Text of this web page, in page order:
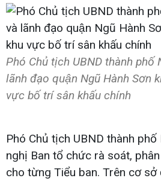
Phó Chủ tịch UBND thành phố
lãnh đạo quận Ngũ Hành Sơn
vực bố trí sân khấu chính
Phó Chủ tịch UBND thành
nghị Ban tổ chức rà soát,
cho từng Tiểu ban. Trên cơ sở